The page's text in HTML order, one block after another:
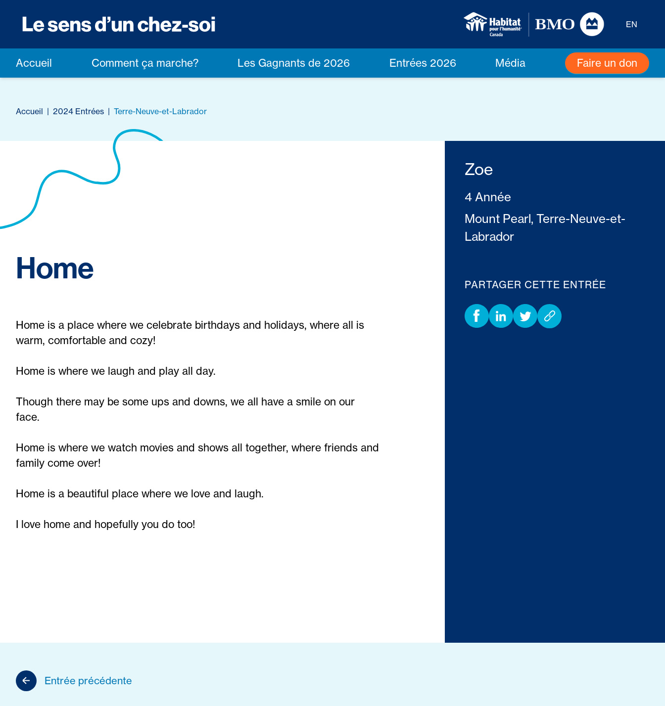
EN
Accueil Comment ça marche? Les Gagnants de 2026 Entrées 2026 Média Faire un don
Accueil | 2024 Entrées | Terre-Neuve-et-Labrador
Home
Home is a place where we celebrate birthdays and holidays, where all is
warm, comfortable and cozy!
Home is where we laugh and play all day.
Though there may be some ups and downs, we all have a smile on our
face.
Home is where we watch movies and shows all together, where friends and
family come over!
Home is a beautiful place where we love and laugh.
I love home and hopefully you do too!
Zoe
4 Année
Mount Pearl, Terre-Neuve-et-
Labrador
PARTAGER CETTE ENTRÉE
Entrée précédente